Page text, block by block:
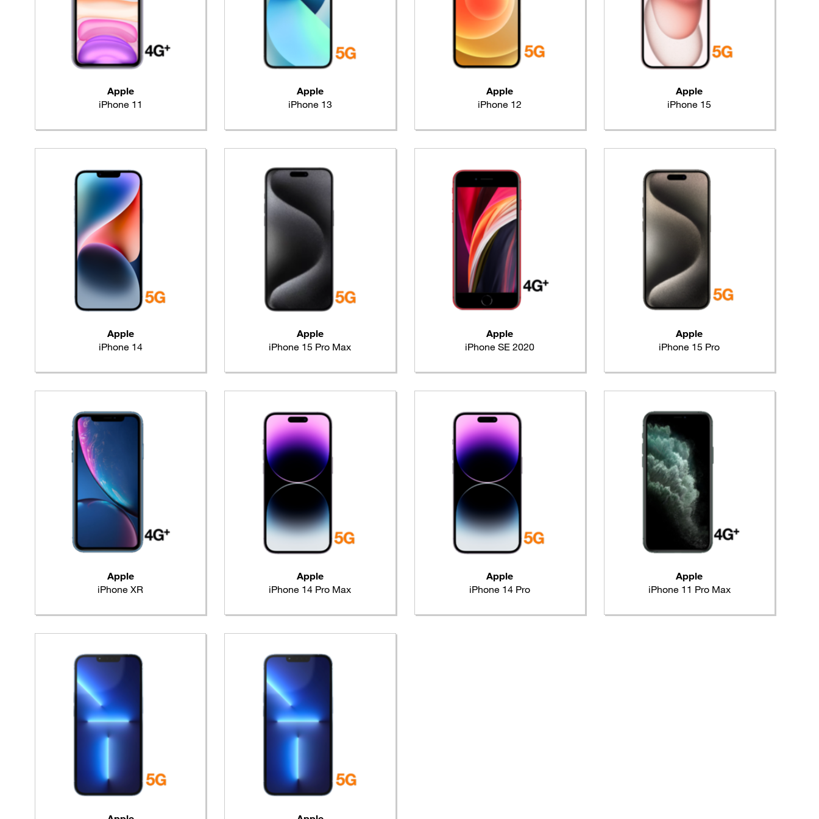
Apple
iPhone 11
Apple
iPhone 13
Apple
iPhone 12
Apple
iPhone 15
Apple
iPhone 14
Apple
iPhone 15 Pro Max
Apple
iPhone SE 2020
Apple
iPhone 15 Pro
Apple
iPhone XR
Apple
iPhone 14 Pro Max
Apple
iPhone 14 Pro
Apple
iPhone 11 Pro Max